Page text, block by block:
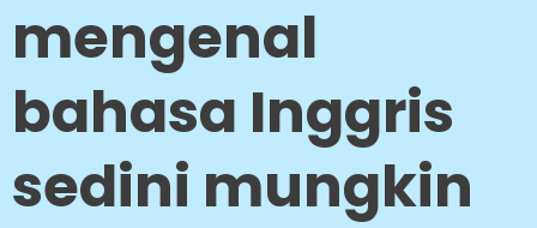
mengenal
bahasa Inggris
sedini mungkin